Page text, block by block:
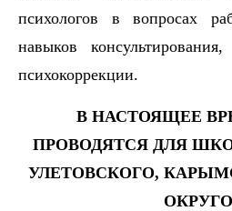
психологов в вопросах
навыков
психокоррекции.
В НАСТОЯЩЕЕ
ПРОВОДЯТСЯ ДЛЯ
УЛЕТОВСКОГО,